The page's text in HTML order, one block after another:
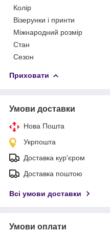
Колір
Візерунки і принти
Міжнародний розмір
Стан
Сезон
Приховати
Умови доставки
Нова Пошта
Укрпошта
Доставка кур'єром
Доставка поштою
Всі умови доставки
Умови оплати